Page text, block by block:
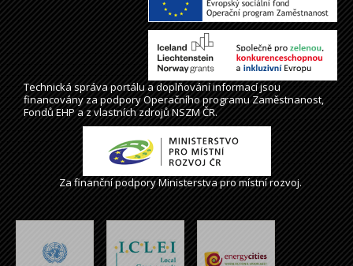
Technická správaportálua doplňování informací jsou
financovány za podpory Operačního programu Zaměstnanost,
Fondů EHP a z vlastních zdrojů NSZM ČR.
Za finanční podpory Ministerstva pro místní rozvoj.